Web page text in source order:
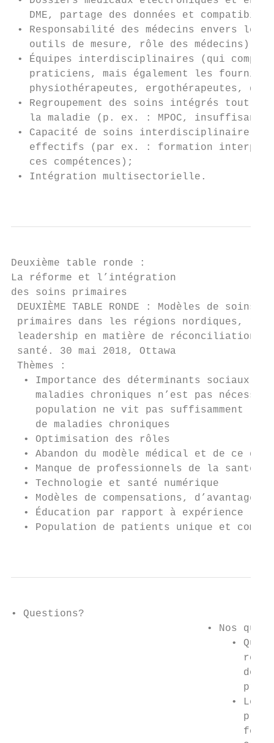
DME, partage des données et
• Responsabilité des médecins envers
   outils de mesure, rôle des médecins);
• Équipes interdisciplinaires (qui
praticiens, mais également les
physiothérapeutes, ergothérapeutes,
• Regroupement des soins intégrés tout
la maladie (p. ex. : MPOC,
• Capacité de soins interdisciplinaire, y
effectifs (par ex. : formation
   ces compétences);
• Intégration multisectorielle.
Deuxième table ronde :
La réforme et l’intégration
des soins primaires
DEUXIÈME TABLE RONDE : Modèles de soins
primaires dans les régions nordiques,
leadership en matière de réconciliation
santé. 30 mai 2018, Ottawa
Thèmes :
• Importance des déterminants sociaux –
maladies chroniques n’est pas
population ne vit pas suffisamment
    de maladies chroniques
  • Optimisation des rôles
• Abandon du modèle médical et de ce qui
• Manque de professionnels de la santé
  • Technologie et santé numérique
• Modèles de compensations, d’avantages
  • Éducation par rapport à expérience
• Population de patients unique et
• Questions?
• Nos
•
• Les